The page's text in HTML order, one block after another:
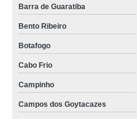
Barra de Guaratiba
Bento Ribeiro
Botafogo
Cabo Frio
Campinho
Campos dos Goytacazes